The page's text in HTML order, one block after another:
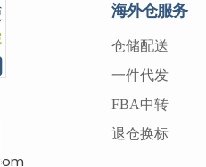
海外仓服务
仓储配送
一件代发
FBA中转
退仓换标